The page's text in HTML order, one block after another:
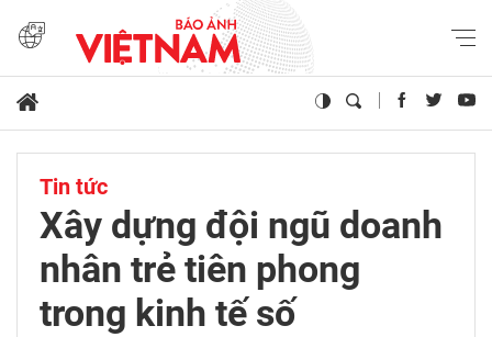
Tin tức
Xây dựng đội ngũ doanh
nhân trẻ tiên phong
trong kinh tế số